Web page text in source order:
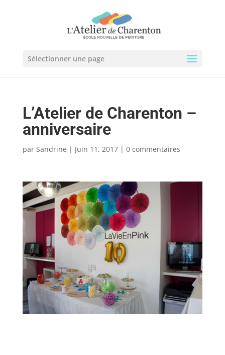
Sélectionner une page
L’Atelier de Charenton –
anniversaire
par Sandrine | Juin 11, 2017| 0 commentaires